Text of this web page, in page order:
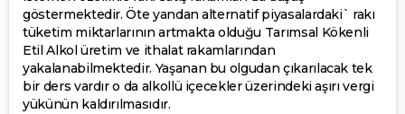
göstermektedir. Öte yandan alternatif piyasalardaki` rakı
tüketim miktarlarının artmakta olduğu Tarımsal Kökenli
Etil Alkol üretim ve ithalat rakamlarından
yakalanabilmektedir. Yaşanan bu olgudan çıkarılacak tek
bir ders vardır o da alkollü içecekler üzerindeki aşırı vergi
yükünün kaldırılmasıdır.